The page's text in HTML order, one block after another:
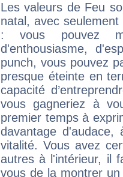
Les valeurs de Feu
natal, avec
: vous pouvez
d'enthousiasme,
punch, vous pouvez
presque éteinte en
capacité
vous gagneriez à
premier temps à
davantage
vitalité. Vous avez
autres à l'intérieur, il
vous de la montrer